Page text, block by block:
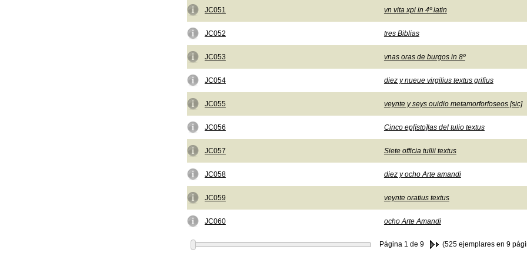
JC051 vn vita xpi in 4º latin
JC052 tres Biblias
JC053 vnas oras de burgos in 8º
JC054 diez y nueue virgilius textus grifius
JC055 veynte y seys ouidio metamorforfoseos [sic]
JC056 Cinco ep[ísto]las del tulio textus
JC057 Siete officia tullii textus
JC058 diez y ocho Arte amandi
JC059 veynte oratius textus
JC060 ocho Arte Amandi
Página 1 de 9 (525 ejemplares en 9